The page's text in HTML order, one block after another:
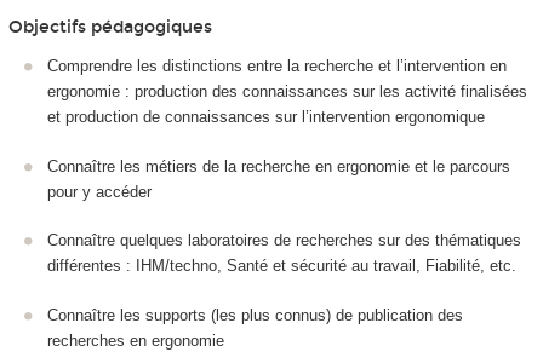
Objectifs pédagogiques
Comprendre les distinctions entre la recherche et l’intervention en
ergonomie : production des connaissances sur les activité finalisées
et production de connaissances sur l’intervention ergonomique
Connaître les métiers de la recherche en ergonomie et le parcours
pour y accéder
Connaître quelques laboratoires de recherches sur des thématiques
différentes : IHM/techno, Santé et sécurité au travail, Fiabilité, etc.
Connaître les supports (les plus connus) de publication des
recherches en ergonomie